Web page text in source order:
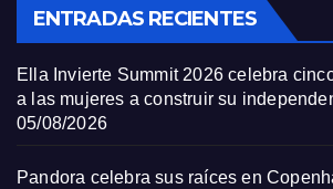
ENTRADAS RECIENTES
Ella Invierte Summit 2026 celebra
a las mujeres a construir su
05/08/2026
Pandora celebra sus raíces en